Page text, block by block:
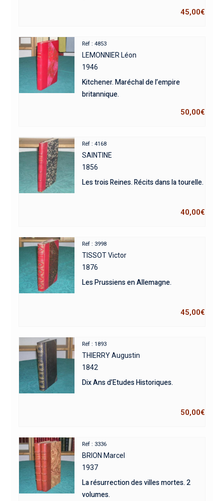
45,00€
Réf : 4853
LEMONNIER Léon
1946
Kitchener. Maréchal de l’empire
britannique.
50,00€
Réf : 4168
SAINTINE
1856
Les trois Reines. Récits dans la tourelle.
40,00€
Réf : 3998
TISSOT Victor
1876
Les Prussiens en Allemagne.
45,00€
Réf : 1893
THIERRY Augustin
1842
Dix Ans d’Etudes Historiques.
50,00€
Réf : 3336
BRION Marcel
1937
La résurrection des villes mortes. 2
volumes.